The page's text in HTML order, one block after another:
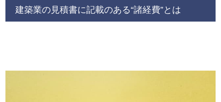
建築業の見積書に記載のある“諸経費”とは